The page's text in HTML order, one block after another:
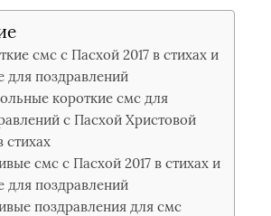
смс с Пасхой 2017 в стихах и
для поздравлений
короткие смс для
с Пасхой Христовой
стихах
смс с Пасхой 2017 в стихах и
для поздравлений
поздравления для смс